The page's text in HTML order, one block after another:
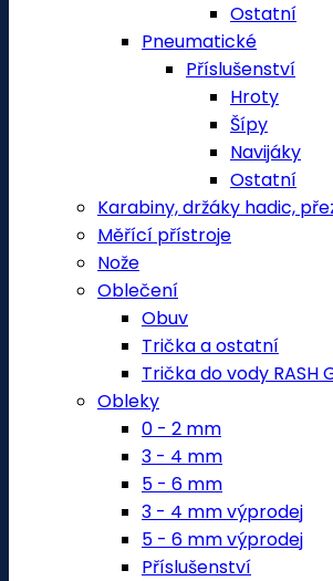
Ostatní
Pneumatické
Příslušenství
Hroty
Šípy
Navijáky
Ostatní
Karabiny, držáky hadic,
Měřící přístroje
Nože
Oblečení
Obuv
Trička a ostatní
Trička do vody RASH
Obleky
0 - 2 mm
3 - 4 mm
5 - 6 mm
3 - 4 mm výprodej
5 - 6 mm výprodej
Příslušenství